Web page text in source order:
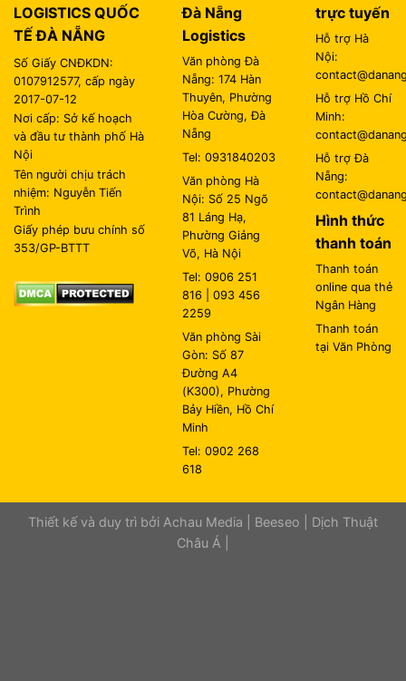
LOGISTICS QUỐC
TẾ ĐÀ NẴNG
Số Giấy CNĐKDN:
0107912577, cấp ngày
2017-07-12
Nơi cấp: Sở kế hoạch
và đầu tư thành phố Hà
Nội
Tên người chịu trách
nhiệm: Nguyễn Tiến
Trình
Giấy phép bưu chính số
353/GP-BTTT
Đà Nẵng
Logistics
Văn phòng Đà
Nẵng: 174 Hàn
Thuyên, Phường
Hòa Cường, Đà
Nẵng
Tel: 0931840203
Văn phòng Hà
Nội: Số 25 Ngõ
81 Láng Hạ,
Phường Giảng
Võ, Hà Nội
Tel: 0906 251
816 | 093 456
2259
Văn phòng Sài
Gòn: Số 87
Đường A4
(K300), Phường
Bảy Hiền, Hồ Chí
Minh
Tel: 0902 268
618
trực tuyến
Hỗ trợ Hà
Nội:
Hỗ trợ Hồ Chí
Minh:
Hỗ trợ Đà
Nẵng:
Hình thức
thanh toán
Thanh toán
online qua thẻ
Ngân Hàng
Thanh toán
tại Văn Phòng
Thiết kế và duy trì bởi Achau Media Beeseo
Dịch Thuật
Châu Á